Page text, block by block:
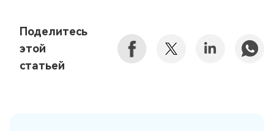
Поделитесь
этой
статьей